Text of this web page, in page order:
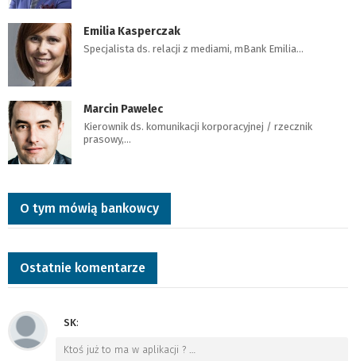
Emilia Kasperczak
Specjalista ds. relacji z mediami, mBank Emilia…
Marcin Pawelec
Kierownik ds. komunikacji korporacyjnej / rzecznik
prasowy,…
O tym mówią bankowcy
Ostatnie komentarze
SK:
Ktoś już to ma w aplikacji ? …